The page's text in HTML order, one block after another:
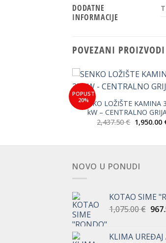
DODATNE
INFORMACIJE
POVEZANI PROIZVODI
POPUST
20%
SENKO LOŽIŠTE KAMINA
kW – CENTRALNO
2,437.50€ Izvorna
cijena
1,950.00
NOVO U PONUDI
KOTAO SIME
1,075.00€
je:
KLIMA UREĐAJ